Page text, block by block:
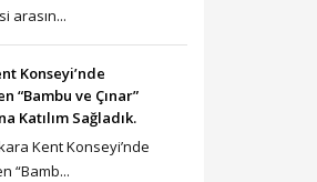
arasın...
Konseyi’nde
“Bambu ve Çınar”
Katılım Sağladık.
Kent Konseyi’nde
“Bamb...